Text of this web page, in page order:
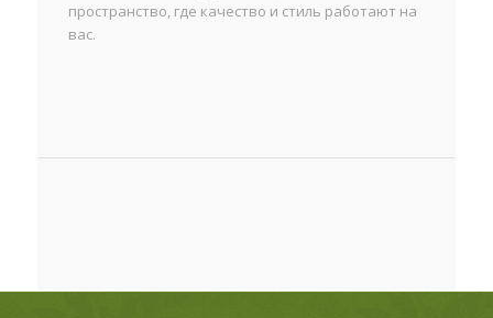
пространство, где качество и стиль работают на
вас.